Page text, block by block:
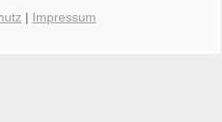
| Impressum